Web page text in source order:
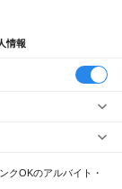
情報
クOKのアルバイト・